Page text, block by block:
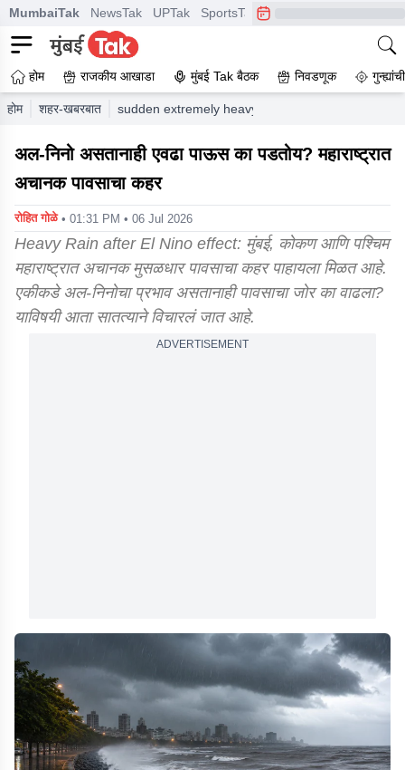
MumbaiTak NewsTak UPTak SportsTak CrimeTak
होम राजकीय आखाडा मुंबई Tak बैठक निवडणूक
होम शहर-खबरबात sudden extremely heavy rainfall in maharashtra
अल-निनो असतानाही एवढा पाऊस का पडतोय? महाराष्ट्रात
अचानक पावसाचा कहर
रोहित गोळे • 01:31 PM • 06 Jul 2026
Heavy Rain after El Nino effect: मुंबई, कोकण आणि पश्चिम
महाराष्ट्रात अचानक मुसळधार पावसाचा कहर पाहायला मिळत आहे.
एकीकडे अल-निनोचा प्रभाव असतानाही पावसाचा जोर का वाढला?
याविषयी आता सातत्याने विचारलं जात आहे.
ADVERTISEMENT